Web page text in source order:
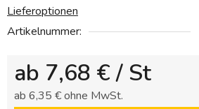
Lieferoptionen
Artikelnummer:
ab 7,68 € / St
ab 6,35 €ohne MwSt.